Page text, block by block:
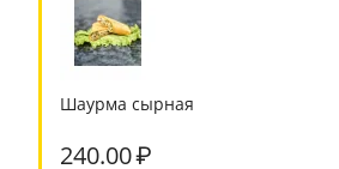
Шаурма сырная
240.00₽